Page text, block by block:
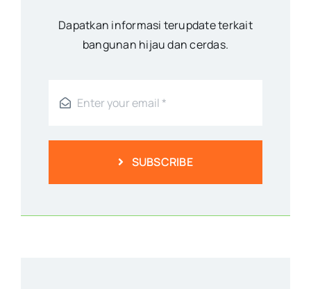
Dapatkan informasi terupdate terkait
bangunan hijau dan cerdas.
SUBSCRIBE